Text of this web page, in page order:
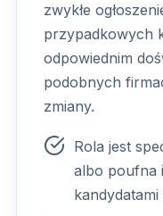
zwykłe
przypadkowych
odpowiednim
podobnych
zmiany.
Rola jest
albo poufna